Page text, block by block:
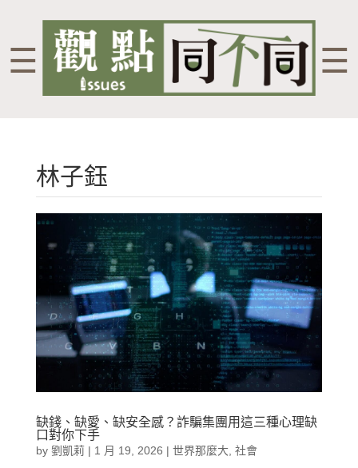
☰ ☰
林子鈺
缺錢、缺愛、缺安全感？詐騙集團用這三種心理缺
口對你下手
by 劉凱莉| 1 月 19, 2026 | 世界那麼大, 社會